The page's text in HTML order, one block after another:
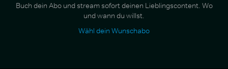
Buch dein Abo und stream sofort deinen Lieblingscontent. Wo
und wann du willst.
Wähl dein Wunschabo